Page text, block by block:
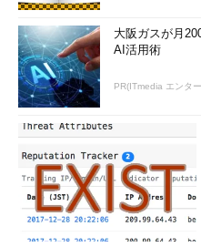
大阪ガスが月
AI活用術
PR(ITmedia エンタ